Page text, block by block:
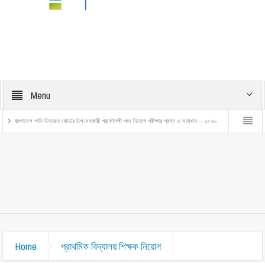
Menu
বোর্ডের উপ-সহকারী প্রকৌশলী পদে নিয়োগ পরীক্ষার প্রশ্ন ও সমাধান – ২০২৬ বাংলাদেশ রেলওয়ে ট্রেন এক্সামিনার
Home প্রাথমিক বিদ্যালয় শিক্ষক নিয়োগ